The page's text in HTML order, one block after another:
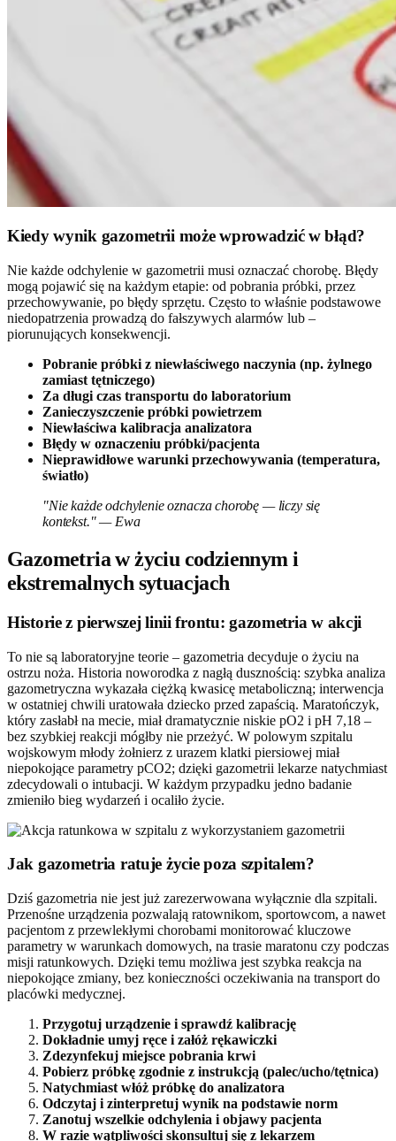
Kiedy wynik gazometrii może wprowadzić w błąd?
Nie każde odchylenie w gazometrii musi oznaczać chorobę. Błędy
mogą pojawić się na każdym etapie: od pobrania próbki, przez
przechowywanie, po błędy sprzętu. Często to właśnie podstawowe
niedopatrzenia prowadzą do fałszywych alarmów lub –
piorunujących konsekwencji.
Pobranie próbki z niewłaściwego naczynia (np. żylnego
zamiast tętniczego)
Za długi czas transportu do laboratorium
Zanieczyszczenie próbki powietrzem
Niewłaściwa kalibracja analizatora
Błędy w oznaczeniu próbki/pacjenta
Nieprawidłowe warunki przechowywania (temperatura,
światło)
"Nie każde odchylenie oznacza chorobę — liczy się
kontekst." — Ewa
Gazometria w życiu codziennym i
ekstremalnych sytuacjach
Historie z pierwszej linii frontu: gazometria w akcji
To nie są laboratoryjne teorie – gazometria decyduje o życiu na
ostrzu noża. Historia noworodka z nagłą dusznością: szybka analiza
gazometryczna wykazała ciężką kwasicę metaboliczną; interwencja
w ostatniej chwili uratowała dziecko przed zapaścią. Maratończyk,
który zasłabł na mecie, miał dramatycznie niskie pO2 i pH 7,18 –
bez szybkiej reakcji mógłby nie przeżyć. W polowym szpitalu
wojskowym młody żołnierz z urazem klatki piersiowej miał
niepokojące parametry pCO2; dzięki gazometrii lekarze natychmiast
zdecydowali o intubacji. W każdym przypadku jedno badanie
zmieniło bieg wydarzeń i ocaliło życie.
Jak gazometria ratuje życie poza szpitalem?
Dziś gazometria nie jest już zarezerwowana wyłącznie dla szpitali.
Przenośne urządzenia pozwalają ratownikom, sportowcom, a nawet
pacjentom z przewlekłymi chorobami monitorować kluczowe
parametry w warunkach domowych, na trasie maratonu czy podczas
misji ratunkowych. Dzięki temu możliwa jest szybka reakcja na
niepokojące zmiany, bez konieczności oczekiwania na transport do
placówki medycznej.
Przygotuj urządzenie i sprawdź kalibrację
Dokładnie umyj ręce i załóż rękawiczki
Zdezynfekuj miejsce pobrania krwi
Pobierz próbkę zgodnie z instrukcją (palec/ucho/tętnica)
Natychmiast włóż próbkę do analizatora
Odczytaj i zinterpretuj wynik na podstawie norm
Zanotuj wszelkie odchylenia i objawy pacjenta
W razie wątpliwości skonsultuj się z lekarzem